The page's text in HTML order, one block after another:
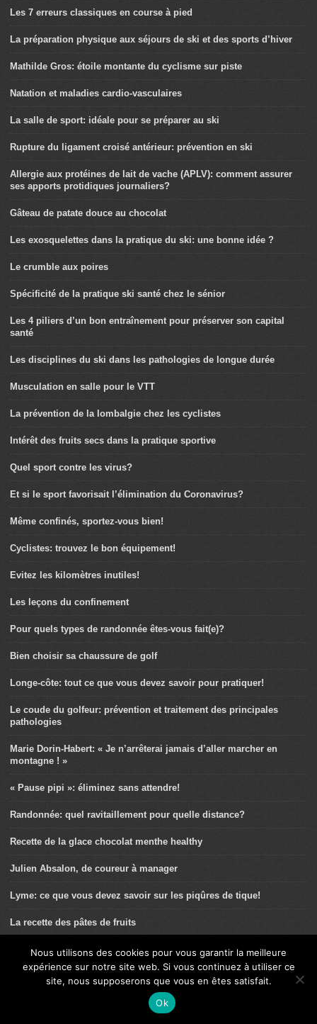
Les 7 erreurs classiques en course à pied
La préparation physique aux séjours de ski et des sports d’hiver
Mathilde Gros: étoile montante du cyclisme sur piste
Natation et maladies cardio-vasculaires
La salle de sport: idéale pour se préparer au ski
Rupture du ligament croisé antérieur: prévention en ski
Allergie aux protéines de lait de vache (APLV): comment assurer
ses apports protidiques journaliers?
Gâteau de patate douce au chocolat
Les exosquelettes dans la pratique du ski: une bonne idée ?
Le crumble aux poires
Spécificité de la pratique ski santé chez le sénior
Les 4 piliers d’un bon entraînement pour préserver son capital
santé
Les disciplines du ski dans les pathologies de longue durée
Musculation en salle pour le VTT
La prévention de la lombalgie chez les cyclistes
Intérêt des fruits secs dans la pratique sportive
Quel sport contre les virus?
Et si le sport favorisait l’élimination du Coronavirus?
Même confinés, sportez-vous bien!
Cyclistes: trouvez le bon équipement!
Evitez les kilomètres inutiles!
Les leçons du confinement
Pour quels types de randonnée êtes-vous fait(e)?
Bien choisir sa chaussure de golf
Longe-côte: tout ce que vous devez savoir pour pratiquer!
Le coude du golfeur: prévention et traitement des principales
pathologies
Marie Dorin-Habert: « Je n’arrêterai jamais d’aller marcher en
montagne ! »
« Pause pipi »: éliminez sans attendre!
Randonnée: quel ravitaillement pour quelle distance?
Recette de la glace chocolat menthe healthy
Julien Absalon, de coureur à manager
Lyme: ce que vous devez savoir sur les piqûres de tique!
La recette des pâtes de fruits
La randonnée contre l’ostéoporose
Commotion cérébrale: recommandations dans la pratique du
cyclisme
Recette de la tarte au chocolat et aux framboises veggie
Nous utilisons des cookies pour vous garantir la meilleure
expérience sur notre site web. Si vous continuez à utiliser ce
site, nous supposerons que vous en êtes satisfait.
Ok